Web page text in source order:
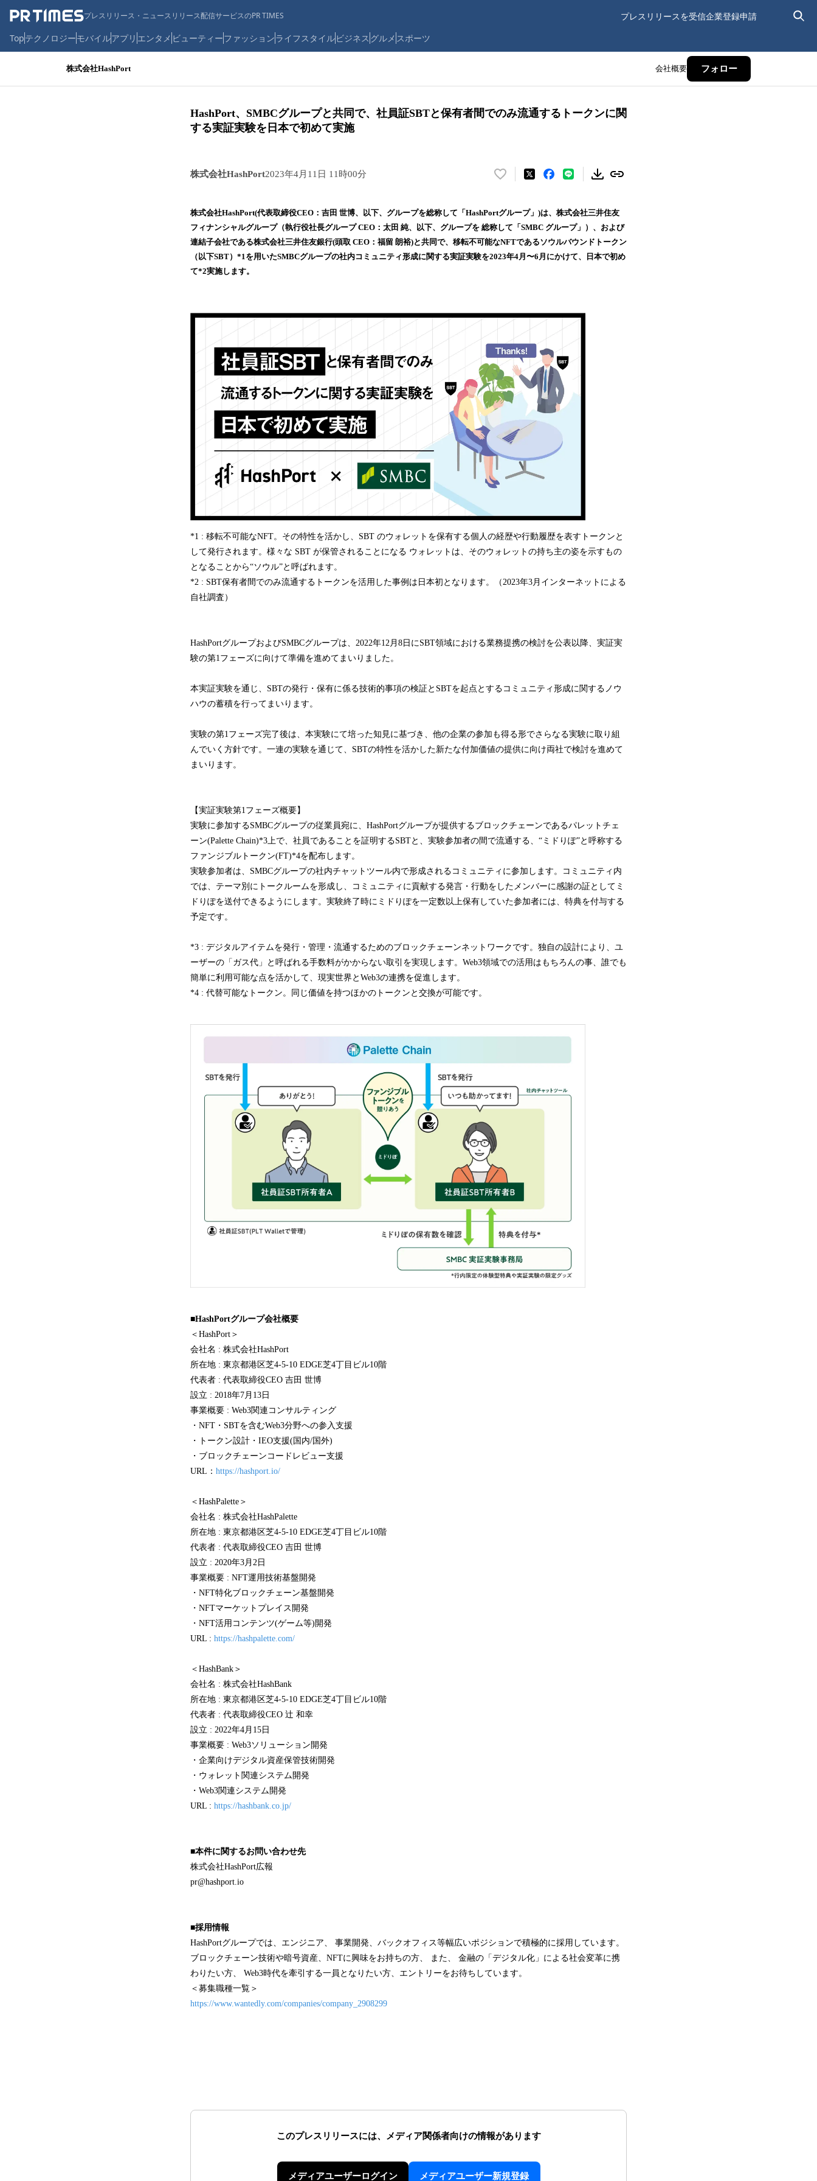
プレスリリース・ニュースリリース配信サービスのPR TIMES プレスリリースを受信企業登録申請
Topテクノロジーモバイルアプリ エンタメ ビューティーファッションライフスタイルビジネス グルメ スポーツ
株式会社HashPort 会社概要 フォロー
HashPort、SMBCグループと共同で、社員証SBTと保有者間でのみ流通するトークンに関
する実証実験を日本で初めて実施
株式会社HashPort2023年4月11日 11時00分
い
！
数
を
読
で
株式会社HashPort(代表取締役CEO：吉田 世博、以下、グループを総称して「HashPortグループ」)は、株式会社三井住友
フィナンシャルグループ（執行役社長グループ CEO：太田 純、以下、グループを 総称して「SMBC グループ」）、および
連結子会社である株式会社三井住友銀行(頭取 CEO：福留 朗裕)と共同で、移転不可能なNFTであるソウルバウンドトークン
（以下SBT）*1を用いたSMBCグループの社内コミュニティ形成に関する実証実験を2023年4月〜6月にかけて、日本で初め
て*2実施します。
*1 : 移転不可能なNFT。その特性を活かし、SBT のウォレットを保有する個人の経歴や行動履歴を表すトークンと
して発行されます。様々な SBT が保管されることになる ウォレットは、そのウォレットの持ち主の姿を示すもの
となることから“ソウル”と呼ばれます。
*2 : SBT保有者間でのみ流通するトークンを活用した事例は日本初となります。（2023年3月インターネットによる
自社調査）
HashPortグループおよびSMBCグループは、2022年12月8日にSBT領域における業務提携の検討を公表以降、実証実
験の第1フェーズに向けて準備を進めてまいりました。
本実証実験を通じ、SBTの発行・保有に係る技術的事項の検証とSBTを起点とするコミュニティ形成に関するノウ
ハウの蓄積を行ってまいります。
実験の第1フェーズ完了後は、本実験にて培った知見に基づき、他の企業の参加も得る形でさらなる実験に取り組
んでいく方針です。一連の実験を通じて、SBTの特性を活かした新たな付加価値の提供に向け両社で検討を進めて
まいります。
【実証実験第1フェーズ概要】
実験に参加するSMBCグループの従業員宛に、HashPortグループが提供するブロックチェーンであるパレットチェ
ーン(Palette Chain)*3上で、社員であることを証明するSBTと、実験参加者の間で流通する、“ミドりぽ”と呼称する
ファンジブルトークン(FT)*4を配布します。
実験参加者は、SMBCグループの社内チャットツール内で形成されるコミュニティに参加します。コミュニティ内
では、テーマ別にトークルームを形成し、コミュニティに貢献する​​発言・行動をしたメンバーに感謝の証としてミ
ドりぽを送付できるようにします。実験終了時にミドりぽを一定数以上保有していた参加者には、特典を付与する
予定です。
*3 : デジタルアイテムを発行・管理・流通するためのブロックチェーンネットワークです。独自の設計により、ユ
ーザーの「ガス代」と呼ばれる手数料がかからない取引を実現します。Web3領域での活用はもちろんの事、誰でも
簡単に利用可能な点を活かして、現実世界とWeb3の連携を促進します。
*4 : 代替可能なトークン。同じ価値を持つほかのトークンと交換が可能です。
■HashPortグループ会社概要
＜HashPort＞
会社名 : 株式会社HashPort
所在地 : 東京都港区芝4-5-10 EDGE芝4丁目ビル10階
代表者 : 代表取締役CEO 吉田 世博
設立 : 2018年7月13日
事業概要 : Web3関連コンサルティング
・NFT・SBTを含むWeb3分野への参入支援
・トークン設計・IEO支援(国内/国外)
・ブロックチェーンコードレビュー支援
URL： https://hashport.io/
＜HashPalette＞
会社名 : 株式会社HashPalette
所在地 : 東京都港区芝4-5-10 EDGE芝4丁目ビル10階
代表者 : 代表取締役CEO 吉田 世博
設立 : 2020年3月2日
事業概要 : NFT運用技術基盤開発
・NFT特化ブロックチェーン基盤開発
・NFTマーケットプレイス開発
・NFT活用コンテンツ(ゲーム等)開発
URL : https://hashpalette.com/
＜HashBank＞
会社名 : 株式会社HashBank
所在地 : 東京都港区芝4-5-10 EDGE芝4丁目ビル10階
代表者 : 代表取締役CEO 辻 和幸
設立 : 2022年4月15日
事業概要 : Web3ソリューション開発
・企業向けデジタル資産保管技術開発
・ウォレット関連システム開発
・Web3関連システム開発
URL : https://hashbank.co.jp/
■本件に関するお問い合わせ先
株式会社HashPort広報
pr@hashport.io
■採用情報
HashPortグループでは、エンジニア、 事業開発、バックオフィス等幅広いポジションで積極的に採用しています。
ブロックチェーン技術や暗号資産、NFTに興味をお持ちの方、 また、 金融の「デジタル化」による社会変革に携
わりたい方、 Web3時代を牽引する一員となりたい方、エントリーをお待ちしています。
＜募集職種一覧＞
https://www.wantedly.com/companies/company_2908299
このプレスリリースには、 メディア関係者向けの情報があります
メディアユーザーログイン メディアユーザー新規登録